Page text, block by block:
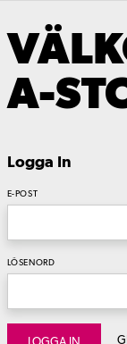
A-
Logga In
E-POST
LÖSENORD